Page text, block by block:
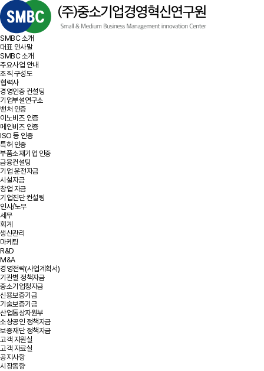
SMBC 소개
대표 인사말
SMBC 소개
주요사업 안내
조직 구성도
협력사
경영인증 컨설팅
기업부설연구소
밴처 인증
이노비즈 인증
메인비즈 인증
ISO 등 인증
특허 인증
부품소재기업 인증
금융컨설팅
기업 운전자금
시설자금
창업 자금
기업진단 컨설팅
인사/노무
세무
회계
생산관리
마케팅
R&D
M&A
경영전략(사업계획서)
기관별 정책자금
중소기업청자금
신용보증기금
기술보증기금
산업통상자원부
소상공인 정책자금
보증재단 정책자금
고객 지원실
고객 자료실
공지사항
시장동향